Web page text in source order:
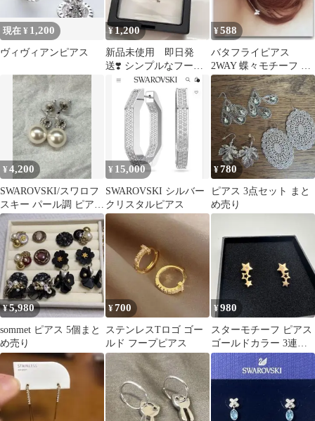
現在 ¥ 1,200
ヴィヴィアンピアス
¥1,200
新品未使用 即日発
送❣️ シンプルなフープ
ピアス シルバー925 刻
印あり❣️
¥588
バタフライピアス
2WAY 蝶々モチーフ ロ
ングピアス 大人可愛い
揺れる 新品
¥4,200
SWAROVSKI/スワロフ
スキー パール調 ピアス
シルバーカラー
¥ 15,000
SWAROVSKI シルバー
クリスタルピアス
¥780
ピアス 3点セット まと
め売り
¥5,980
sommet ピアス 5個まと
め売り
¥700
ステンレスTロゴ ゴー
ルド フープピアス
¥980
スターモチーフ ピアス
ゴールドカラー 3連星
ストーン付 大人可愛い